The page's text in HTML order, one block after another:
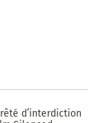
Février 2025
d’interdiction